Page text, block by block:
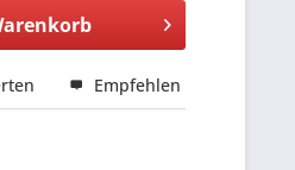
Empfehlen